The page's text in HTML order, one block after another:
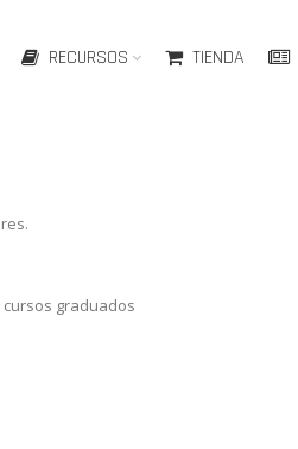
RECURSOS TIENDA
graduados